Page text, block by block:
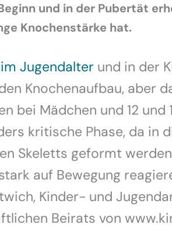
und in der Pubertät
Knochenstärke hat.
im Jugendalter und in der
Knochenaufbau, aber
bei Mädchen und 12
kritische Phase, da in
Skeletts geformt
auf Bewegung
Kinder- und
Beirats von